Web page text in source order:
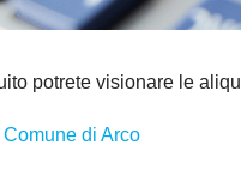
potrete visionare le
Comune di Arco